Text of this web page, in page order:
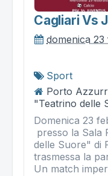
Cagliari Vs
domenica
Sport
Porto
"Teatrino delle
Domenica 23
presso la Sala
delle Suore" di
trasmessa la
Un match